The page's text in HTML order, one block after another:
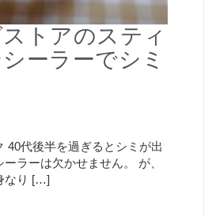
ストアのスティ
ーラーでシミ
40代後半を過ぎるとシミが出
ラーは欠かせません。 が、
なり […]